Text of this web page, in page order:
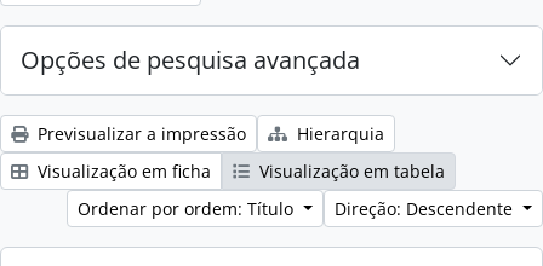
Opções de pesquisa avançada
Previsualizar a impressão
Hierarquia
Visualização em ficha
Visualização em tabela
Ordenar por ordem: Título
Direção: Descendente